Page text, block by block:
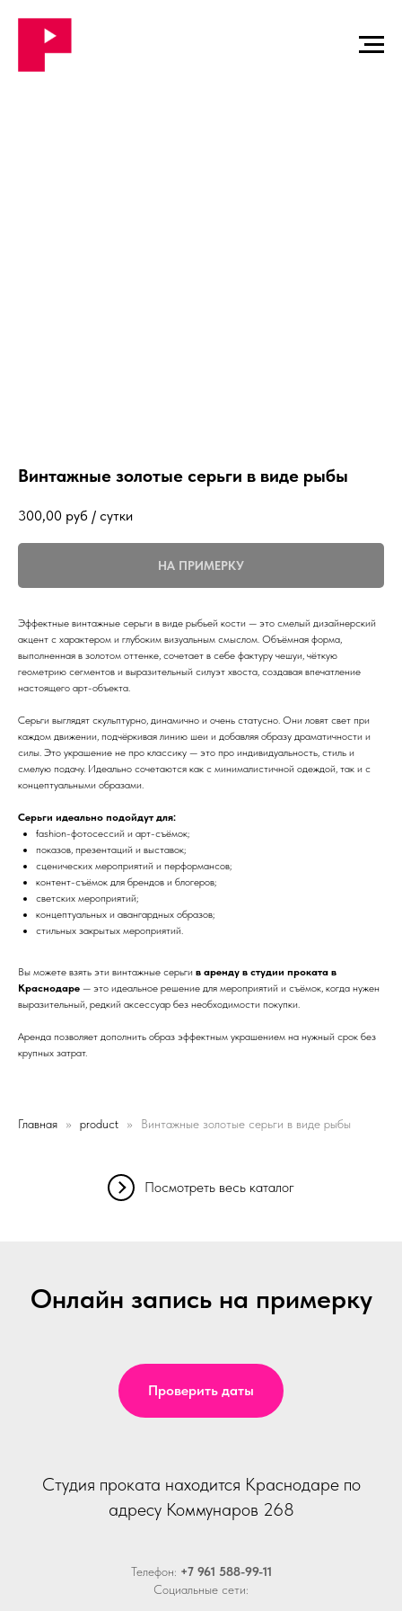
Винтажные золотые серьги в виде рыбы
300,00 руб / сутки
НА ПРИМЕРКУ
Эффектные винтажные серьги в виде рыбьей кости — это смелый дизайнерский
акцент с характером и глубоким визуальным смыслом. Объёмная форма,
выполненная в золотом оттенке, сочетает в себе фактуру чешуи, чёткую
геометрию сегментов и выразительный силуэт хвоста, создавая впечатление
настоящего арт-объекта.
Серьги выглядят скульптурно, динамично и очень статусно. Они ловят свет при
каждом движении, подчёркивая линию шеи и добавляя образу драматичности и
силы. Это украшение не про классику — это про индивидуальность, стиль и
смелую подачу. Идеально сочетаются как с минималистичной одеждой, так и с
концептуальными образами.
Серьги идеально подойдут для:
fashion-фотосессий и арт-съёмок;
показов, презентаций и выставок;
сценических мероприятий и перформансов;
контент-съёмок для брендов и блогеров;
светских мероприятий;
концептуальных и авангардных образов;
стильных закрытых мероприятий.
Вы можете взять эти винтажные серьги в аренду в студии проката в
Краснодаре — это идеальное решение для мероприятий и съёмок, когда нужен
выразительный, редкий аксессуар без необходимости покупки.
Аренда позволяет дополнить образ эффектным украшением на нужный срок без
крупных затрат.
Главная product Винтажные золотые серьги в виде рыбы
Посмотреть весь каталог
Онлайн запись на примерку
Проверить даты
Студия проката находится Краснодаре по
адресу Коммунаров 268
Телефон: +7 961 588-99-11
Социальные сети: